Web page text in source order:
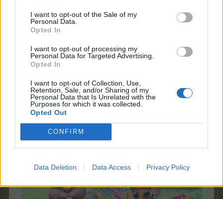
I want to opt-out of the Sale of my
Personal Data.
Opted In
I want to opt-out of processing my
Personal Data for Targeted Advertising.
Opted In
I want to opt-out of Collection, Use,
Retention, Sale, and/or Sharing of my
Personal Data that Is Unrelated with the
Purposes for which it was collected.
Opted Out
CONFIRM
Data Deletion Data Access Privacy Policy
Шоколадови
експерти (+)​
TO/TTO
ТО/ТрТО​
Шоколадови